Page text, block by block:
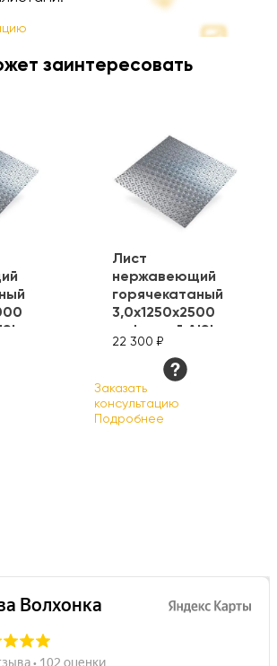
заинтересовать
Лист
нержавеющий
горячекатаный
3,0х1250х2500
рифленый AISI
304
22 300 ₽
Заказать
консультацию
Подробнее